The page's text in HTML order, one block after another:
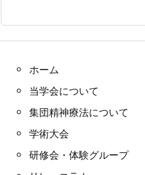
ホーム
当学会について
集団精神療法について
学術大会
研修会・体験グループ